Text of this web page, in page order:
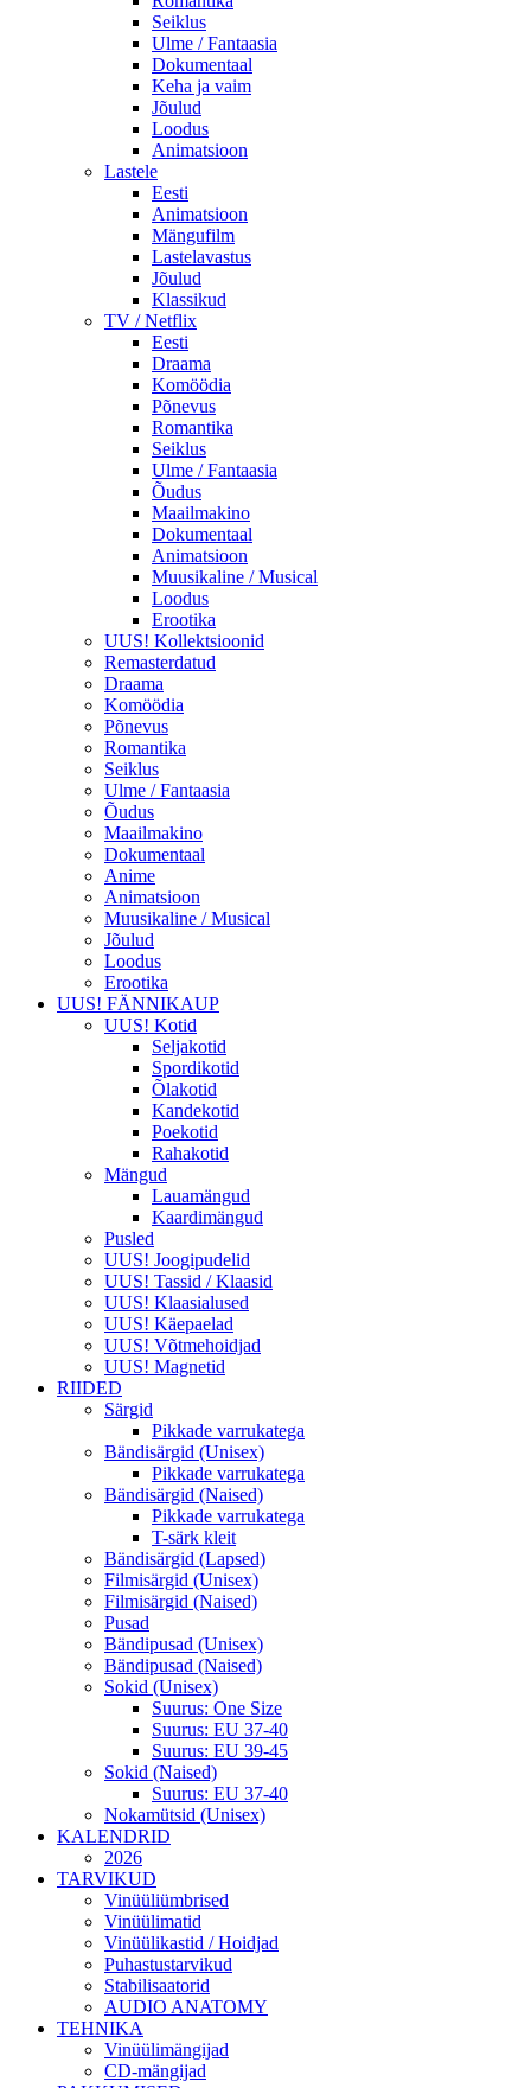
Seiklus
Ulme / Fantaasia
Dokumentaal
Keha ja vaim
Jõulud
Loodus
Animatsioon
Lastele
Eesti
Animatsioon
Mängufilm
Lastelavastus
Jõulud
Klassikud
TV / Netflix
Eesti
Draama
Komöödia
Põnevus
Romantika
Seiklus
Ulme / Fantaasia
Õudus
Maailmakino
Dokumentaal
Animatsioon
Muusikaline / Musical
Loodus
Erootika
UUS! Kollektsioonid
Remasterdatud
Draama
Komöödia
Põnevus
Romantika
Seiklus
Ulme / Fantaasia
Õudus
Maailmakino
Dokumentaal
Anime
Animatsioon
Muusikaline / Musical
Jõulud
Loodus
Erootika
UUS! FÄNNIKAUP
UUS! Kotid
Seljakotid
Spordikotid
Õlakotid
Kandekotid
Poekotid
Rahakotid
Mängud
Lauamängud
Kaardimängud
Pusled
UUS! Joogipudelid
UUS! Tassid / Klaasid
UUS! Klaasialused
UUS! Käepaelad
UUS! Võtmehoidjad
UUS! Magnetid
RIIDED
Särgid
Pikkade varrukatega
Bändisärgid (Unisex)
Pikkade varrukatega
Bändisärgid (Naised)
Pikkade varrukatega
T-särk kleit
Bändisärgid (Lapsed)
Filmisärgid (Unisex)
Filmisärgid (Naised)
Pusad
Bändipusad (Unisex)
Bändipusad (Naised)
Sokid (Unisex)
Suurus: One Size
Suurus: EU 37-40
Suurus: EU 39-45
Sokid (Naised)
Suurus: EU 37-40
Nokamütsid (Unisex)
KALENDRID
2026
TARVIKUD
Vinüüliümbrised
Vinüülimatid
Vinüülikastid / Hoidjad
Puhastustarvikud
Stabilisaatorid
AUDIO ANATOMY
TEHNIKA
Vinüülimängijad
CD-mängijad